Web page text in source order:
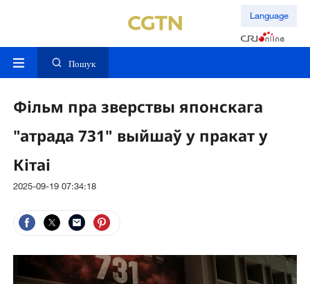
Language
Пошук
Фільм пра зверствы японскага
"атрада 731" выйшаў у пракат у
Кітаі
2025-09-19 07:34:18